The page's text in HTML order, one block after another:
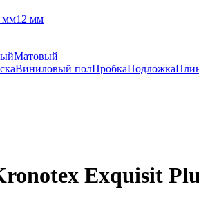
мм12 мм
Матовый
Виниловый полПробкаПодложка
Exquisit